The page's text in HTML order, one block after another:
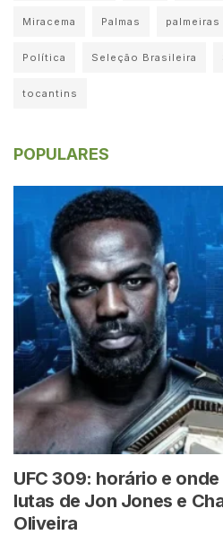
Miracema Palmas palmeiras
Política Seleção Brasileira
tocantins
POPULARES
UFC 309: horário e
lutas de Jon Jones e
Oliveira